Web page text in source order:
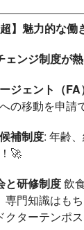
】魅力的な働
ンジ制度が熱
ジェント（FA
の移動を申請
補制度: 年齢
🚀
と研修制度飲
専門知識はも
クターテンポ